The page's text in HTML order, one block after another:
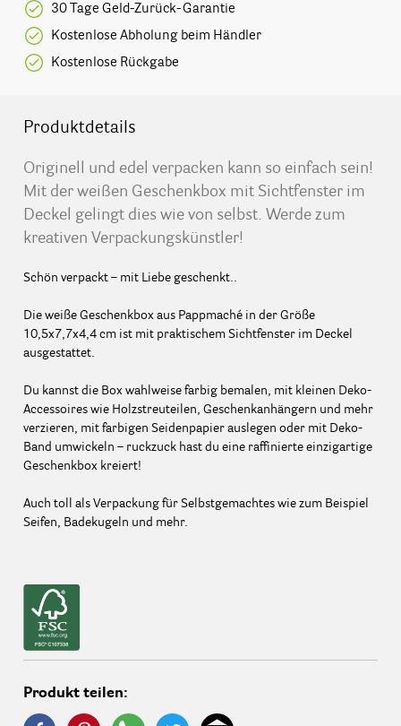
30 Tage Geld-Zurück-Garantie
Kostenlose Abholung beim Händler
Kostenlose Rückgabe
Produktdetails
Originell und edel verpacken kann so einfach sein!
Mit der weißen Geschenkbox mit Sichtfenster im
Deckel gelingt dies wie von selbst. Werde zum
kreativen Verpackungskünstler!
Schön verpackt – mit Liebe geschenkt..
Die weiße Geschenkbox aus Pappmaché in der Größe
10,5x7,7x4,4 cm ist mit praktischem Sichtfenster im Deckel
ausgestattet.
Du kannst die Box wahlweise farbig bemalen, mit kleinen Deko-
Accessoires wie Holzstreuteilen, Geschenkanhängern und mehr
verzieren, mit farbigen Seidenpapier auslegen oder mit Deko-
Band umwickeln – ruckzuck hast du eine raffinierte einzigartige
Geschenkbox kreiert!
Auch toll als Verpackung für Selbstgemachtes wie zum Beispiel
Seifen, Badekugeln und mehr.
Produkt teilen: